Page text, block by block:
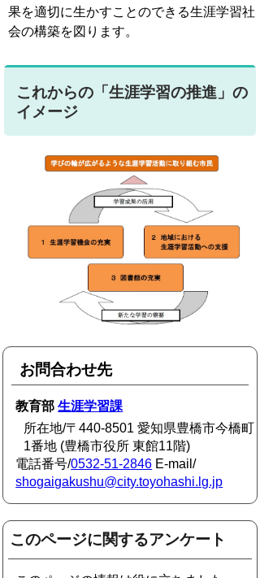
果を適切に生かすことのできる生涯学習社
会の構築を図ります。
これからの「生涯学習の推進」の
イメージ
お問合わせ先
教育部生涯学習課
所在地/〒440-8501 愛知県豊橋市今橋町
1番地 (豊橋市役所 東館11階)
電話番号/0532-51-2846 E-mail/
shogaigakushu@city.toyohashi.lg.jp
このページに関するアンケート